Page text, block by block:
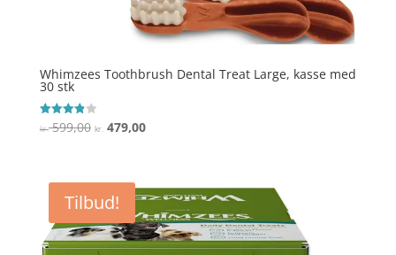
Whimzees Toothbrush Dental Treat Large, kasse med
30 stk
Vurderet
3.9
kr.599,00 Den
var:
kr. 599,00.
kr.479,00Den
er:
kr. 479,00.
Tilbud!